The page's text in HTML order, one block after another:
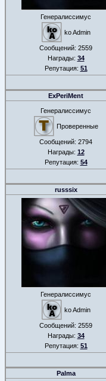
Генералиссимус
ko Admin
Сообщений: 2559
Награды: 34
Репутация: 51
ExPeriMent
Генералиссимус
Проверенные
Сообщений: 2794
Награды: 12
Репутация: 54
russsix
Генералиссимус
ko Admin
Сообщений: 2559
Награды: 34
Репутация: 51
Palma